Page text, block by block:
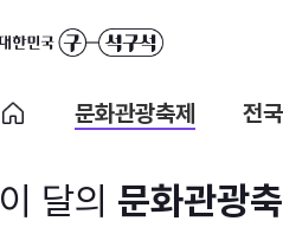
문화관광축제 전
이 달의 문화관광